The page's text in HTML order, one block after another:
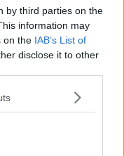
by third parties on the
information may
on the IAB’s List of
disclose it to other